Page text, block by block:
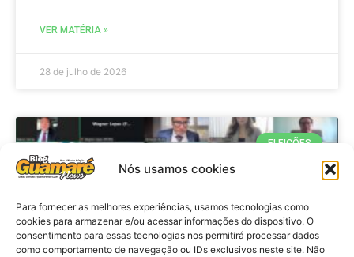
Nós usamos cookies
Para fornecer as melhores experiências, usamos tecnologias como
cookies para armazenar e/ou acessar informações do dispositivo. O
consentimento para essas tecnologias nos permitirá processar dados
como comportamento de navegação ou IDs exclusivos neste site. Não
VER MATÉRIA »
28 de julho de 2026
ELEIÇÕES